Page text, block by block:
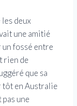
deux
une amitié
un fossé entre
rien de
que sa
tôt en Australie
une